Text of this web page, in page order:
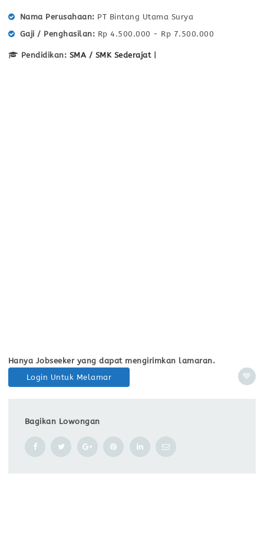
Nama Perusahaan
PT Bintang Utama Surya
Gaji / Penghasilan
Rp 4.500.000 - Rp 7.500.000
Pendidikan: SMA / SMK Sederajat|
Hanya Jobseeker yang dapat mengirimkan lamaran.
Login Untuk Melamar
Bagikan Lowongan